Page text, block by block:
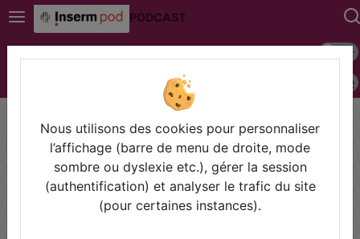
PODCAST
Mode
Police
Technologies pour la Santé
Thèmes de Technologies pour
la Santé
Nous utilisons des cookies pour personnaliser
l’affichage (barre de menu de droite, mode
sombre ou dyslexie etc.), gérer la session
(authentification) et analyser le trafic du site
(pour certaines instances).